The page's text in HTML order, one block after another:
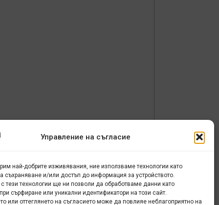
Управление на съгласие
най-добрите изживявания, ние използваме технологии като
съхраняване и/или достъп до информация за устройството.
тези технологии ще ни позволи да обработваме данни като
сърфиране или уникални идентификатори на този сайт.
или оттеглянето на съгласието може да повлияе неблагоприятно на